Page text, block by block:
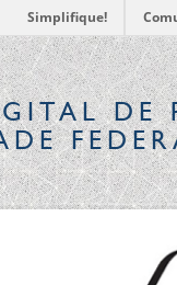
Simplifique!
DE